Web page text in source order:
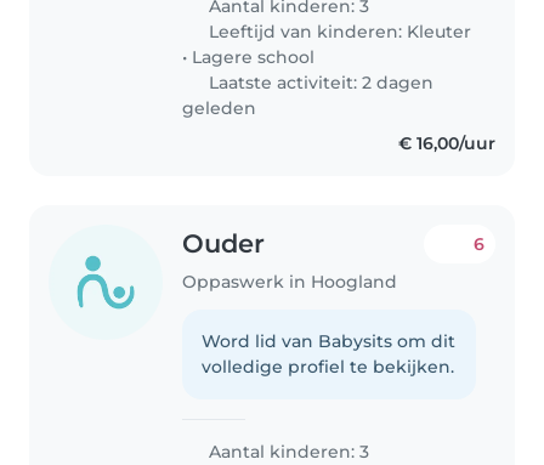
Aantal kinderen: 3
Leeftijd van kinderen: Kleuter
• Lagere school
Laatste activiteit: 2 dagen
geleden
€ 16,00/uur
Ouder
Oppaswerk in Hoogland
6
Word lid van Babysits om dit
volledige profiel te bekijken.
Aantal kinderen: 3